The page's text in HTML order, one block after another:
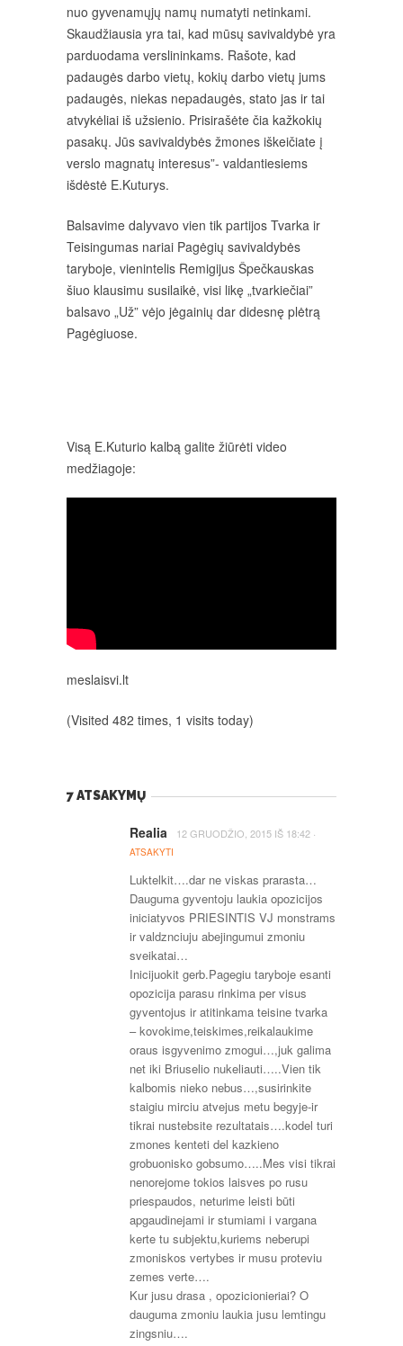
nuo gyvenamųjų namų numatyti netinkami.
Skaudžiausia yra tai, kad mūsų savivaldybė yra
parduodama verslininkams. Rašote, kad
padaugės darbo vietų, kokių darbo vietų jums
padaugės, niekas nepadaugės, stato jas ir tai
atvykėliai iš užsienio. Prisirašėte čia kažkokių
pasakų. Jūs savivaldybės žmones iškeičiate į
verslo magnatų interesus”- valdantiesiems
išdėstė E.Kuturys.
Balsavime dalyvavo vien tik partijos Tvarka ir
Teisingumas nariai Pagėgių savivaldybės
taryboje, vienintelis Remigijus Špečkauskas
šiuo klausimu susilaikė, visi likę „tvarkiečiai”
balsavo „Už” vėjo jėgainių dar didesnę plėtrą
Pagėgiuose.
Visą E.Kuturio kalbą galite žiūrėti video
medžiagoje:
meslaisvi.lt
(Visited 482 times, 1 visits today)
7 ATSAKYMŲ
Realia 12 GRUODŽIO, 2015 IŠ 18:42 ·
ATSAKYTI
Luktelkit….dar ne viskas prarasta…
Dauguma gyventoju laukia opozicijos
iniciatyvos PRIESINTIS VJ monstrams
ir valdznciuju abejingumui zmoniu
sveikatai…
Inicijuokit gerb.Pagegiu taryboje esanti
opozicija parasu rinkima per visus
gyventojus ir atitinkama teisine tvarka
– kovokime,teiskimes,reikalaukime
oraus isgyvenimo zmogui…,juk galima
net iki Briuselio nukeliauti…..Vien tik
kalbomis nieko nebus…,susirinkite
staigiu mirciu atvejus metu begyje-ir
tikrai nustebsite rezultatais….kodel turi
zmones kenteti del kazkieno
grobuonisko gobsumo…..Mes visi tikrai
nenorejome tokios laisves po rusu
priespaudos, neturime leisti būti
apgaudinejami ir stumiami i vargana
kerte tu subjektu,kuriems neberupi
zmoniskos vertybes ir musu proteviu
zemes verte….
Kur jusu drasa , opozicionieriai? O
dauguma zmoniu laukia jusu lemtingu
zingsniu….